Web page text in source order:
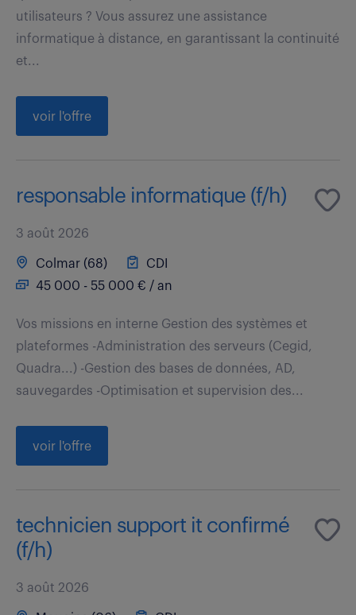
utilisateurs ? Vous assurez une assistance
informatique à distance, en garantissant la continuité
et...
voir l'offre
responsable informatique (f/h)
3 août 2026
Colmar (68)
CDI
45 000 - 55 000 € / an
Vos missions en interne Gestion des systèmes et
plateformes -Administration des serveurs (Cegid,
Quadra...) -Gestion des bases de données, AD,
sauvegardes -Optimisation et supervision des...
voir l'offre
technicien support it confirmé
(f/h)
3 août 2026